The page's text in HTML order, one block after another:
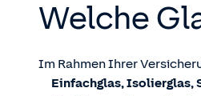
Welche
Im Rahmen Ihrer
Einfachglas, Isolierglas,